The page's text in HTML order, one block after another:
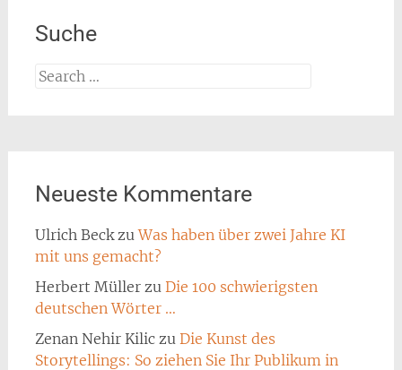
Suche
Search
Neueste Kommentare
Ulrich BeckzuWas haben über zwei Jahre KI
mit uns gemacht?
Herbert Müllerzu Die 100 schwierigsten
deutschen Wörter …
Zenan Nehir Kiliczu Die Kunst des
Storytellings: So ziehen Sie Ihr Publikum in